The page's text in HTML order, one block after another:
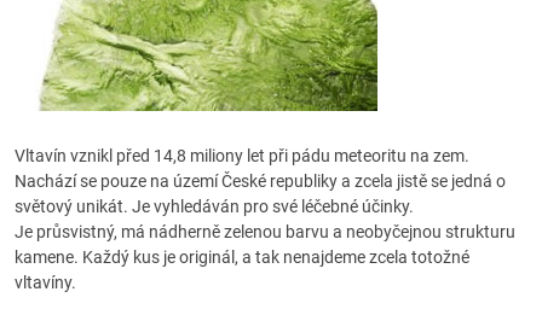
Vltavín vznikl před 14,8 miliony let při pádu meteoritu na zem.
Nachází se pouze na území České republiky a zcela jistě se jedná o
světový unikát. Je vyhledáván pro své léčebné účinky.
Je průsvistný, má nádherně zelenou barvu a neobyčejnou strukturu
kamene. Každý kus je originál, a tak nenajdeme zcela totožné
vltavíny.